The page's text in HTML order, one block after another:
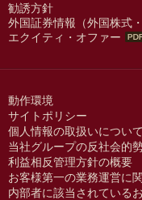
勧誘方針
外国証券情報（外国株式
エクイティ・オファー
動作環境
サイトポリシー
個人情報の取扱いについて
当社グループの反社会的
利益相反管理方針の概要
お客様第一の業務運営に
内部者に該当されている